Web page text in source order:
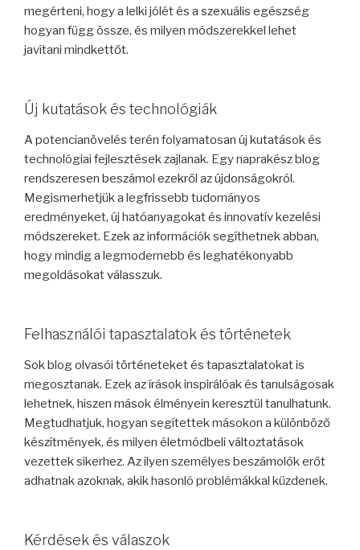
megérteni, hogy a lelki jólét és a szexuális egészség
hogyan függ össze, és milyen módszerekkel lehet
javítani mindkettőt.
Új kutatások és technológiák
A potencianövelés terén folyamatosan új kutatások és
technológiai fejlesztések zajlanak. Egy naprakész blog
rendszeresen beszámol ezekről az újdonságokról.
Megismerhetjük a legfrissebb tudományos
eredményeket, új hatóanyagokat és innovatív kezelési
módszereket. Ezek az információk segíthetnek abban,
hogy mindig a legmodernebb és leghatékonyabb
megoldásokat válasszuk.
Felhasználói tapasztalatok és történetek
Sok blog olvasói történeteket és tapasztalatokat is
megosztanak. Ezek az írások inspirálóak és tanulságosak
lehetnek, hiszen mások élményein keresztül tanulhatunk.
Megtudhatjuk, hogyan segítettek másokon a különböző
készítmények, és milyen életmódbeli változtatások
vezettek sikerhez. Az ilyen személyes beszámolók erőt
adhatnak azoknak, akik hasonló problémákkal küzdenek.
Kérdések és válaszok